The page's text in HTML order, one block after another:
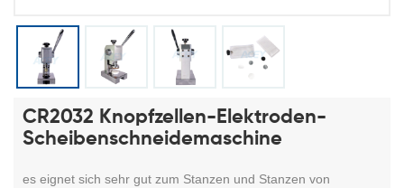
CR2032 Knopfzellen-Elektroden-
Scheibenschneidemaschine
es eignet sich sehr gut zum Stanzen und Stanzen von